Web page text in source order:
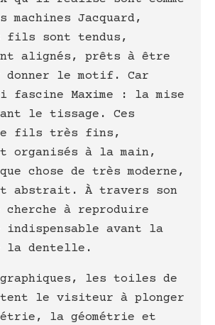
machines Jacquard,
fils sont tendus,
alignés, prêts à être
donner le motif. Car
fascine Maxime : la mise
le tissage. Ces
fils très fins,
organisés à la main,
chose de très moderne,
abstrait. À travers son
cherche à reproduire
indispensable avant la
la dentelle.
graphiques, les toiles de
le visiteur à plonger
la géométrie et